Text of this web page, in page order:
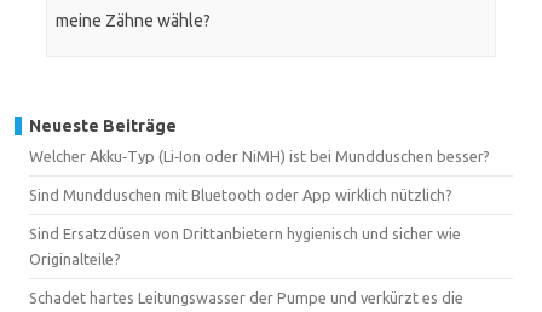
meine Zähne wähle?
Neueste Beiträge
Welcher Akku‑Typ (Li‑Ion oder NiMH) ist bei Mundduschen besser?
Sind Mundduschen mit Bluetooth oder App wirklich nützlich?
Sind Ersatzdüsen von Drittanbietern hygienisch und sicher wie
Originalteile?
Schadet hartes Leitungswasser der Pumpe und verkürzt es die